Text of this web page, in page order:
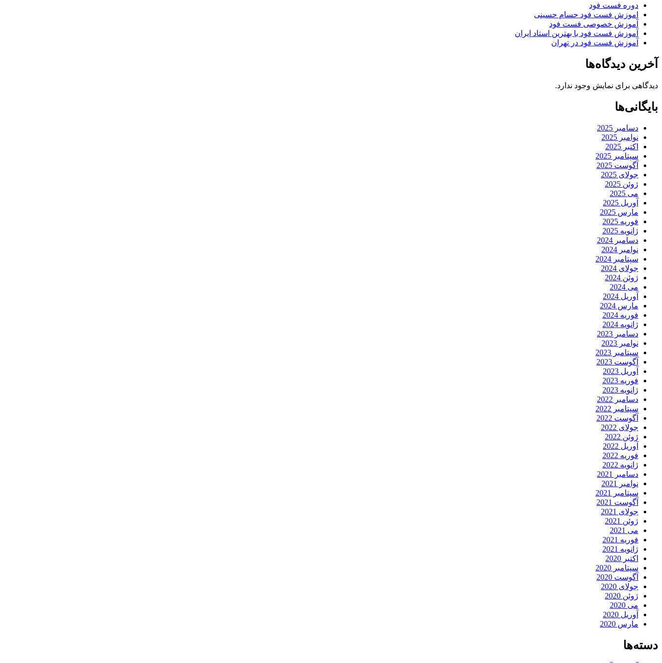
دوره فست فود
اموزش فست فود حسام حسینی
آموزش خصوصی فست فود
آموزش فست فود با بهترین استاد ایران
آموزش فست فود در تهران
آخرین دیدگاه‌ها
دیدگاهی برای نمایش وجود ندارد.
بایگانی‌ها
دسامبر 2025
نوامبر 2025
اکتبر 2025
سپتامبر 2025
آگوست 2025
جولای 2025
ژوئن 2025
می 2025
آوریل 2025
مارس 2025
فوریه 2025
ژانویه 2025
دسامبر 2024
نوامبر 2024
سپتامبر 2024
جولای 2024
ژوئن 2024
می 2024
آوریل 2024
مارس 2024
فوریه 2024
ژانویه 2024
دسامبر 2023
نوامبر 2023
سپتامبر 2023
آگوست 2023
آوریل 2023
فوریه 2023
ژانویه 2023
دسامبر 2022
سپتامبر 2022
آگوست 2022
جولای 2022
ژوئن 2022
آوریل 2022
فوریه 2022
ژانویه 2022
دسامبر 2021
نوامبر 2021
سپتامبر 2021
آگوست 2021
جولای 2021
ژوئن 2021
می 2021
فوریه 2021
ژانویه 2021
اکتبر 2020
سپتامبر 2020
آگوست 2020
جولای 2020
ژوئن 2020
می 2020
آوریل 2020
مارس 2020
دسته‌ها